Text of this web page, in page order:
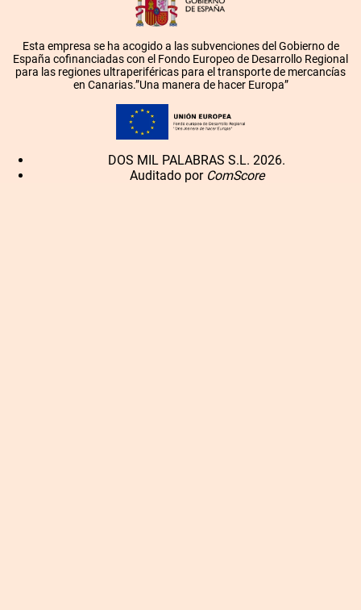
Esta empresa se ha acogido a las subvenciones del Gobierno de
España cofinanciadas con el Fondo Europeo de Desarrollo Regional
para las regiones ultraperiféricas para el transporte de mercancías
en Canarias.”Una manera de hacer Europa”
DOS MIL PALABRAS S.L. 2026.
Auditado por ComScore